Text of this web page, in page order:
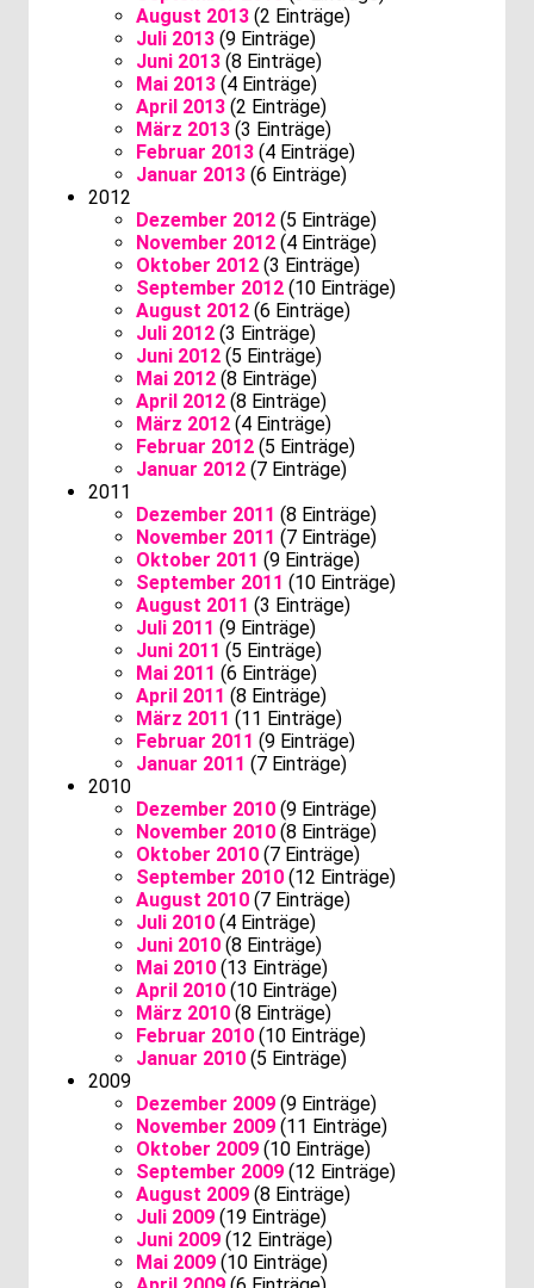
August 2013 (2 Einträge)
Juli 2013 (9 Einträge)
Juni 2013 (8 Einträge)
Mai 2013 (4 Einträge)
April 2013 (2 Einträge)
März 2013 (3 Einträge)
Februar 2013 (4 Einträge)
Januar 2013 (6 Einträge)
2012
Dezember 2012 (5 Einträge)
November 2012 (4 Einträge)
Oktober 2012 (3 Einträge)
September 2012 (10 Einträge)
August 2012 (6 Einträge)
Juli 2012 (3 Einträge)
Juni 2012 (5 Einträge)
Mai 2012 (8 Einträge)
April 2012 (8 Einträge)
März 2012 (4 Einträge)
Februar 2012 (5 Einträge)
Januar 2012 (7 Einträge)
2011
Dezember 2011 (8 Einträge)
November 2011 (7 Einträge)
Oktober 2011 (9 Einträge)
September 2011 (10 Einträge)
August 2011 (3 Einträge)
Juli 2011 (9 Einträge)
Juni 2011 (5 Einträge)
Mai 2011 (6 Einträge)
April 2011 (8 Einträge)
März 2011 (11 Einträge)
Februar 2011 (9 Einträge)
Januar 2011 (7 Einträge)
2010
Dezember 2010 (9 Einträge)
November 2010 (8 Einträge)
Oktober 2010 (7 Einträge)
September 2010 (12 Einträge)
August 2010 (7 Einträge)
Juli 2010 (4 Einträge)
Juni 2010 (8 Einträge)
Mai 2010 (13 Einträge)
April 2010 (10 Einträge)
März 2010 (8 Einträge)
Februar 2010 (10 Einträge)
Januar 2010 (5 Einträge)
2009
Dezember 2009 (9 Einträge)
November 2009 (11 Einträge)
Oktober 2009 (10 Einträge)
September 2009 (12 Einträge)
August 2009 (8 Einträge)
Juli 2009 (19 Einträge)
Juni 2009 (12 Einträge)
Mai 2009 (10 Einträge)